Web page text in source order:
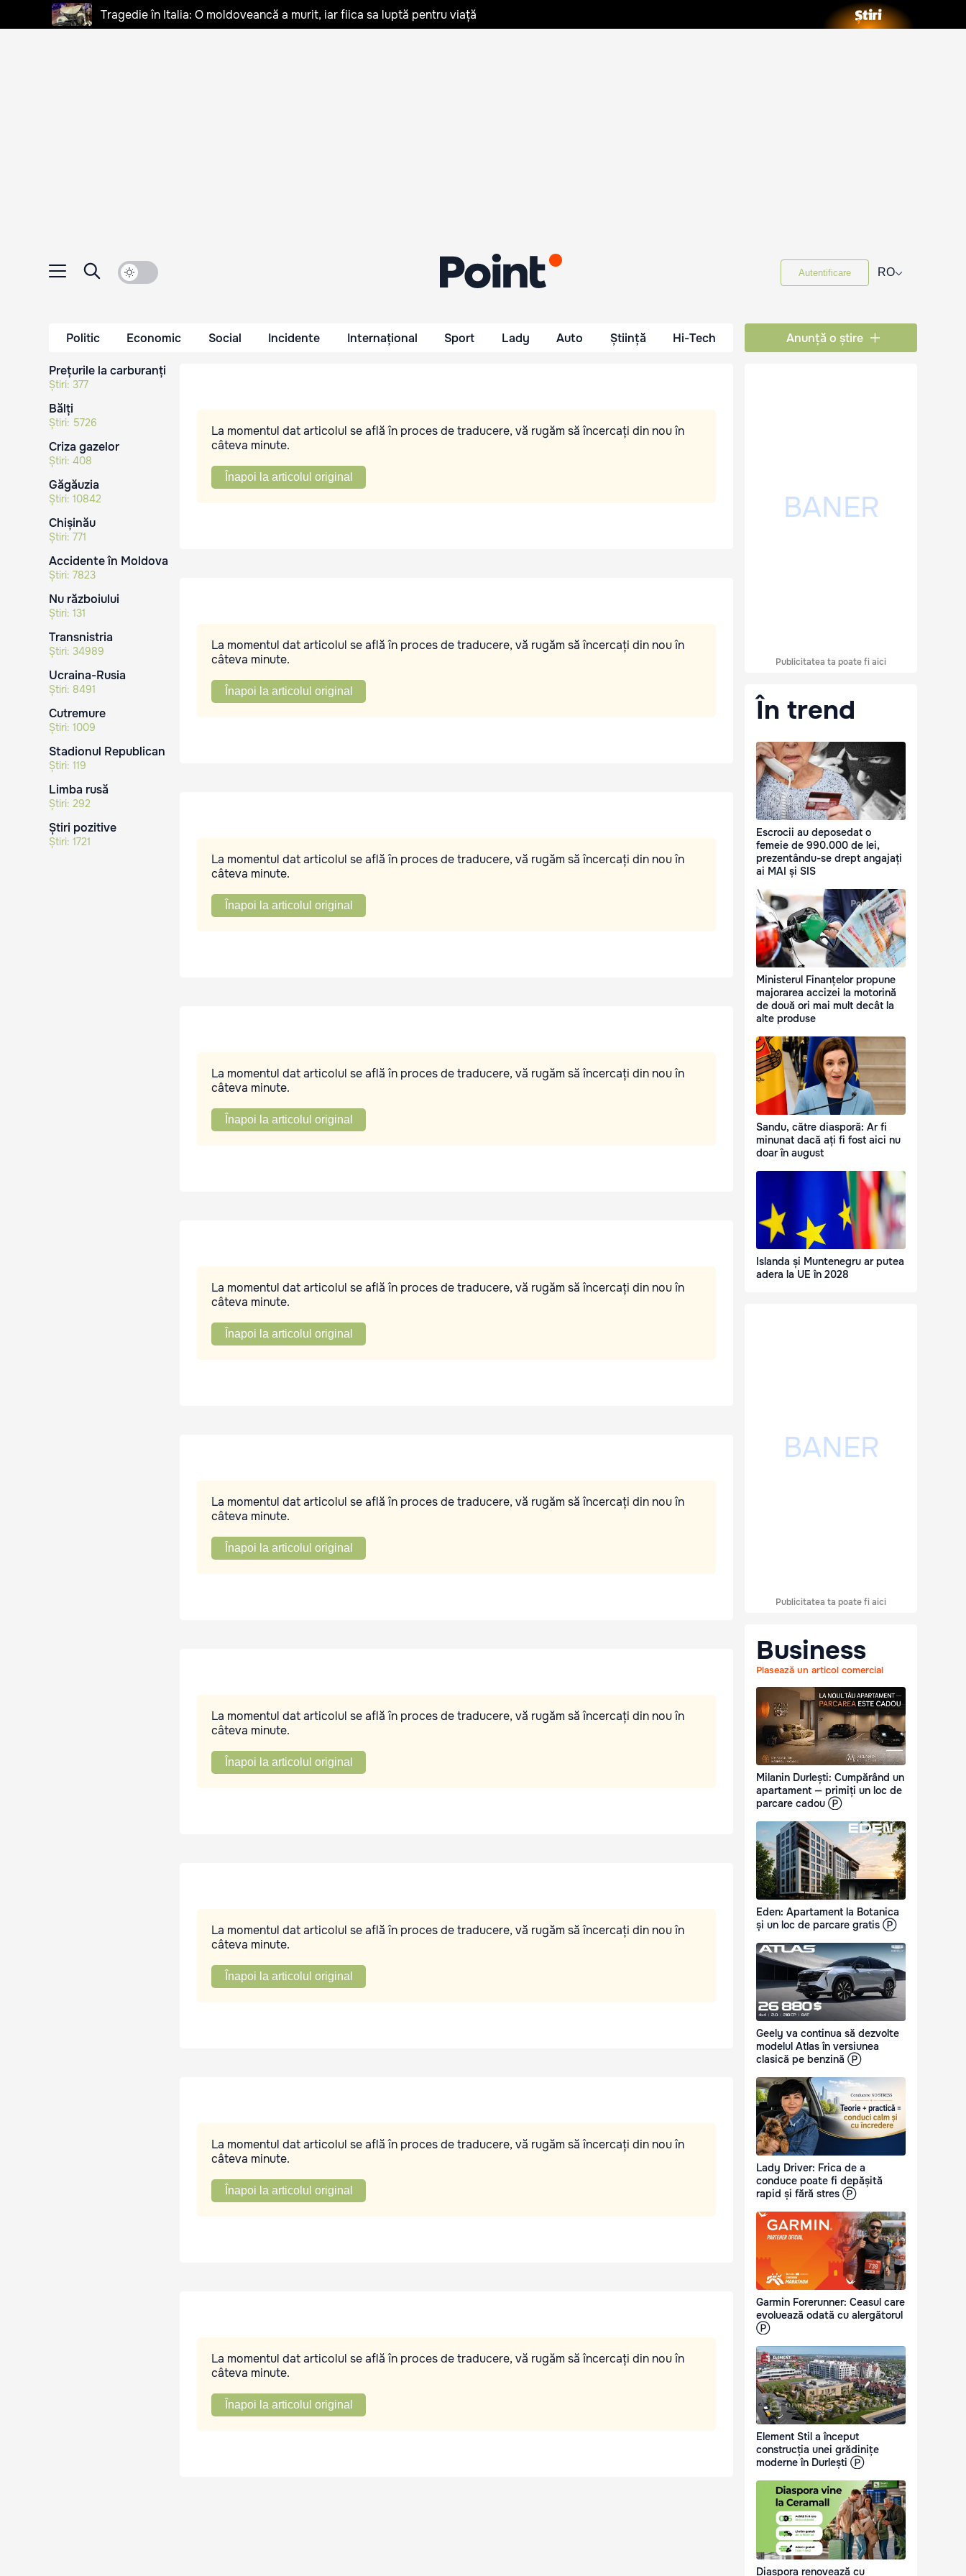
Tragedie în Italia: O moldoveancă a murit, iar fiica sa luptă pentru viață
Autentificare RO⌵
Politic Economic Social Incidente Internațional Sport Lady Auto Știință Hi-Tech Anunță o știre
Prețurile la carburanți
Știri: 377
Bălți
Știri: 5726
Criza gazelor
Știri: 408
Găgăuzia
Știri: 10842
Chișinău
Știri: 771
Accidente în Moldova
Știri: 7823
Nu războiului
Știri: 131
Transnistria
Știri: 34989
Ucraina-Rusia
Știri: 8491
Cutremure
Știri: 1009
Stadionul Republican
Știri: 119
Limba rusă
Știri: 292
Știri pozitive
Știri: 1721
La momentul dat articolul se află în proces de traducere, vă rugăm să încercați din nou în
câteva minute.
Înapoi la articolul original
La momentul dat articolul se află în proces de traducere, vă rugăm să încercați din nou în
câteva minute.
Înapoi la articolul original
La momentul dat articolul se află în proces de traducere, vă rugăm să încercați din nou în
câteva minute.
Înapoi la articolul original
La momentul dat articolul se află în proces de traducere, vă rugăm să încercați din nou în
câteva minute.
Înapoi la articolul original
La momentul dat articolul se află în proces de traducere, vă rugăm să încercați din nou în
câteva minute.
Înapoi la articolul original
La momentul dat articolul se află în proces de traducere, vă rugăm să încercați din nou în
câteva minute.
Înapoi la articolul original
La momentul dat articolul se află în proces de traducere, vă rugăm să încercați din nou în
câteva minute.
Înapoi la articolul original
La momentul dat articolul se află în proces de traducere, vă rugăm să încercați din nou în
câteva minute.
Înapoi la articolul original
La momentul dat articolul se află în proces de traducere, vă rugăm să încercați din nou în
câteva minute.
Înapoi la articolul original
La momentul dat articolul se află în proces de traducere, vă rugăm să încercați din nou în
câteva minute.
Înapoi la articolul original
Publicitatea ta poate fi aici
În trend
Escrocii au deposedat o
femeie de 990.000 de lei,
prezentându-se drept angajați
ai MAI și SIS
Ministerul Finanțelor propune
majorarea accizei la motorină
de două ori mai mult decât la
alte produse
Sandu, către diasporă: Ar fi
minunat dacă ați fi fost aici nu
doar în august
Islanda și Muntenegru ar putea
adera la UE în 2028
Publicitatea ta poate fi aici
Business
Plasează un articol comercial
Milanin Durlești: Cumpărând un
apartament — primiți un loc de
parcare cadou Ⓟ
Eden: Apartament la Botanica
și un loc de parcare gratis Ⓟ
Geely va continua să dezvolte
modelul Atlas în versiunea
clasică pe benzină Ⓟ
Lady Driver: Frica de a
conduce poate fi depășită
rapid și fără stres Ⓟ
Garmin Forerunner: Ceasul care
evoluează odată cu alergătorul
Ⓟ
Element Stil a început
construcția unei grădinițe
moderne în Durlești Ⓟ
Diaspora renovează cu